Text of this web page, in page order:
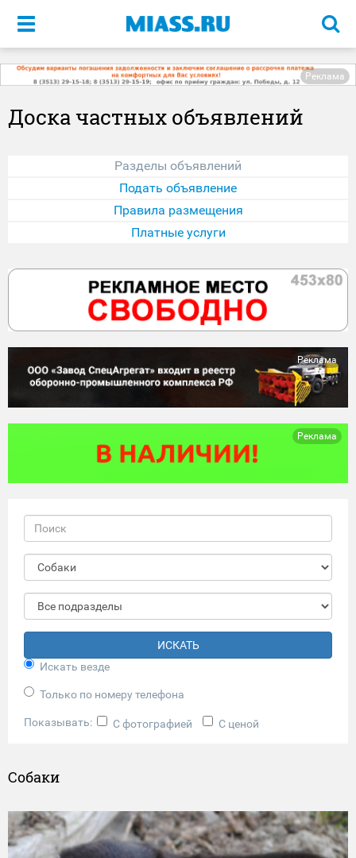
Меню
Реклама
Доска частных объявлений
Разделы объявлений
Подать объявление
Правила размещения
Платные услуги
Реклама
Реклама
ИСКАТЬ
Искать везде
Только по номеру телефона
Показывать: С фотографией С ценой
Собаки